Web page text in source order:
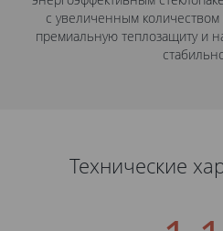
с увеличенным
премиальную теплозащиту и
Технические